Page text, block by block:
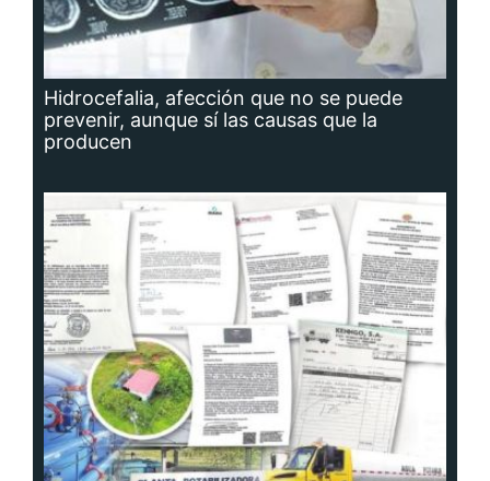
Hidrocefalia, afección que no se puede
prevenir, aunque sí las causas que la
producen